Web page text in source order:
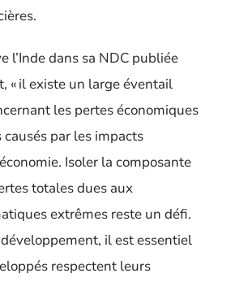
l’Inde dans sa NDC publiée
« il existe un large éventail
les pertes économiques
par les impacts
Isoler la composante
totales dues aux
extrêmes reste un défi.
il est essentiel
respectent leurs